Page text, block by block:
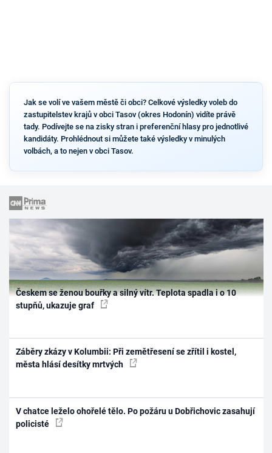
Jak se volí ve vašem městě či obci? Celkové výsledky voleb do
zastupitelstev krajů v obci Tasov (okres Hodonín) vidíte právě
tady. Podívejte se na zisky stran i preferenční hlasy pro jednotlivé
kandidáty. Prohlédnout si můžete také výsledky v minulých
volbách, a to nejen v obci Tasov.
Českem se ženou bouřky a silný vítr. Teplota spadla i o 10
stupňů, ukazuje graf
Záběry zkázy v Kolumbii: Při zemětřesení se zřítil i kostel,
města hlásí desítky mrtvých
V chatce leželo ohořelé tělo. Po požáru u Dobřichovic zasahují
policisté